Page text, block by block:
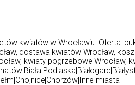
kwiatów w Wrocławiu. Oferta:
dostawa kwiatów Wrocław,
kwiaty pogrzebowe Wrocław,
|Biała Podlaska|Białogard|
|Chojnice|Chorzów|Inne miasta